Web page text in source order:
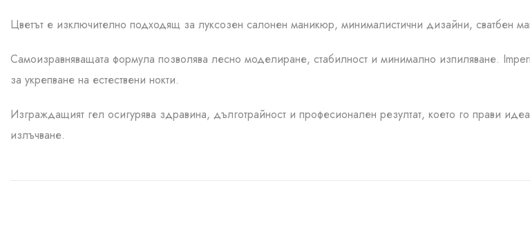
Цветът е изключително подходящ за луксозен салонен маникюр, минималистични дизайни, сватбен
Самоизравняващата формула позволява лесно моделиране, стабилност и минимално изпиляване.
за укрепване на естествени нокти.
Изграждащият гел осигурява здравина, дълготрайност и професионален резултат, което го прави
излъчване.